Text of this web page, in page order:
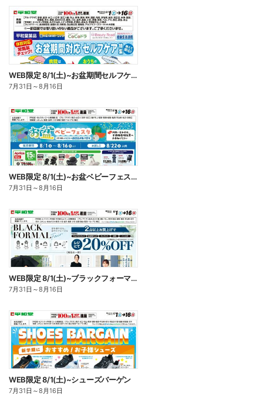
WEB限定 8/1(土)~お盆期間セルフケア特集
7月31日 ～8月16日
WEB限定 8/1(土)~お盆ベビーフェスタ
7月31日 ～8月16日
WEB限定 8/1(土)~ブラックフォーマルフェア
7月31日 ～8月16日
WEB限定 8/1(土)~シューズバーゲン
7月31日 ～8月16日